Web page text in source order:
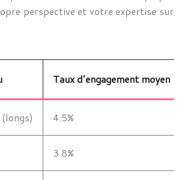
perspective et votre expertise sur
Taux d’engagement moyen
4.5%
3.8%